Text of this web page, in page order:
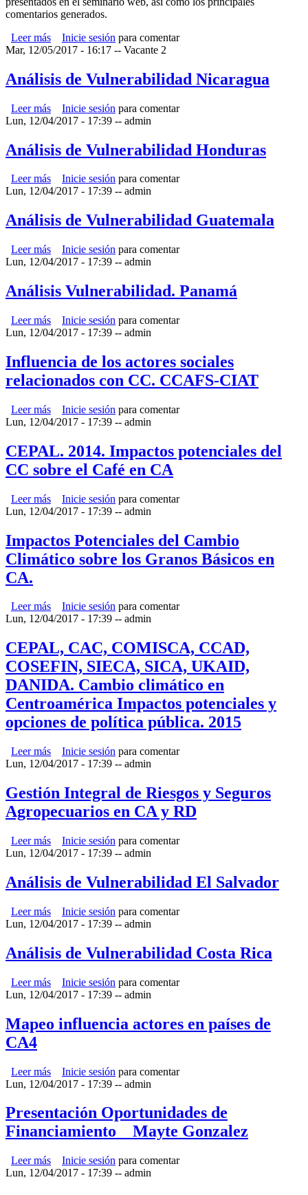
comentarios generados.
Leer más sobre Sistematización seminario web Uso de imágenes
geoespaciales para el seguimiento y alerta temprana de
Inicie sesión para comentar
Mar, 12/05/2017 - 16:17 -- Vacante 2
Análisis de Vulnerabilidad Nicaragua
Leer más sobre Análisis de Vulnerabilidad Nicaragua
Inicie sesión para comentar
Lun, 12/04/2017 - 17:39 -- admin
Análisis de Vulnerabilidad Honduras
Leer más sobre Análisis de Vulnerabilidad Honduras
Inicie sesión para comentar
Lun, 12/04/2017 - 17:39 -- admin
Análisis de Vulnerabilidad Guatemala
Leer más sobre Análisis de Vulnerabilidad Guatemala
Inicie sesión para comentar
Lun, 12/04/2017 - 17:39 -- admin
Análisis Vulnerabilidad. Panamá
Leer más sobre Análisis Vulnerabilidad. Panamá
Inicie sesión para comentar
Lun, 12/04/2017 - 17:39 -- admin
Influencia de los actores sociales
relacionados con CC. CCAFS-CIAT
Leer más sobre Influencia de los actores sociales relacionados con
CC. CCAFS-CIAT
Inicie sesión para comentar
Lun, 12/04/2017 - 17:39 -- admin
CEPAL. 2014. Impactos potenciales del
CC sobre el Café en CA
Leer más sobre CEPAL. 2014. Impactos potenciales del CC sobre el
Café en CA
Inicie sesión para comentar
Lun, 12/04/2017 - 17:39 -- admin
Impactos Potenciales del Cambio
Climático sobre los Granos Básicos en
CA.
Leer más sobre Impactos Potenciales del Cambio Climático sobre los
Granos Básicos en CA.
Inicie sesión para comentar
Lun, 12/04/2017 - 17:39 -- admin
CEPAL, CAC, COMISCA, CCAD,
COSEFIN, SIECA, SICA, UKAID,
DANIDA. Cambio climático en
Centroamérica Impactos potenciales y
opciones de política pública. 2015
Leer más sobre CEPAL, CAC, COMISCA, CCAD, COSEFIN,
SIECA, SICA, UKAID, DANIDA. Cambio climático en
pública. 2015
Inicie sesión para comentar
Lun, 12/04/2017 - 17:39 -- admin
Gestión Integral de Riesgos y Seguros
Agropecuarios en CA y RD
Leer más sobre Gestión Integral de Riesgos y Seguros
Agropecuarios en CA y RD
Inicie sesión para comentar
Lun, 12/04/2017 - 17:39 -- admin
Análisis de Vulnerabilidad El Salvador
Leer más sobre Análisis de Vulnerabilidad El Salvador
Inicie sesión para comentar
Lun, 12/04/2017 - 17:39 -- admin
Análisis de Vulnerabilidad Costa Rica
Leer más sobre Análisis de Vulnerabilidad Costa Rica
Inicie sesión para comentar
Lun, 12/04/2017 - 17:39 -- admin
Mapeo influencia actores en países de
CA4
Leer más sobre Mapeo influencia actores en países de CA4
Inicie sesión para comentar
Lun, 12/04/2017 - 17:39 -- admin
Presentación Oportunidades de
Financiamiento _ Mayte Gonzalez
Leer más sobre Presentación Oportunidades de Financiamiento _
Mayte Gonzalez
Inicie sesión para comentar
Lun, 12/04/2017 - 17:39 -- admin